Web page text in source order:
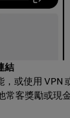
結
或使用
常客獎勵或現